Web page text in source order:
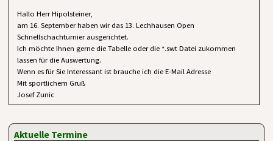
Hallo Herr Hipolsteiner,
am 16. September haben wir das 13. Lechhausen Open
Schnellschachturnier ausgerichtet.
Ich möchte Ihnen gerne die Tabelle oder die *.swt Datei zukommen
lassen für die Auswertung.
Wenn es für Sie Interessant ist brauche ich die E-Mail Adresse
Mit sportlichem Gruß
Josef Zunic
Aktuelle Termine